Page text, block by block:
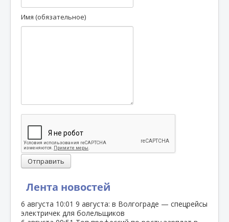
Лента новостей
6 августа 10:01 9 августа: в Волгограде — спецрейсы
электричек для болельщиков
Имя (обязательное)
Отправить